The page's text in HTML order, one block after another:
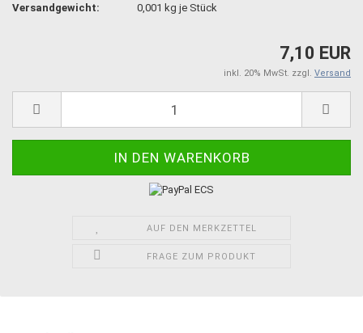
Versandgewicht: 0,001 kg je Stück
7,10 EUR
inkl. 20% MwSt. zzgl. Versand
AUF DEN MERKZETTEL
FRAGE ZUM PRODUKT